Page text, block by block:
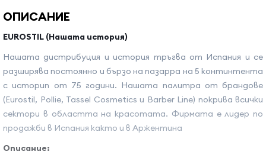
ОПИСАНИЕ
EUROSTIL (Нашата история)
Нашата дистрибуция и история тръгва от Испания и се
разширява постоянно и бързо на пазарра на 5 континтента
с историп от 75 години. Нашата палитра от брандове
(Eurostil, Pollie, Tassel Cosmetics и Barber Line) покрива всички
сектори в областта на красотата. Фирмата е лидер по
продажби в Испания както и в Аржентина
Описание: